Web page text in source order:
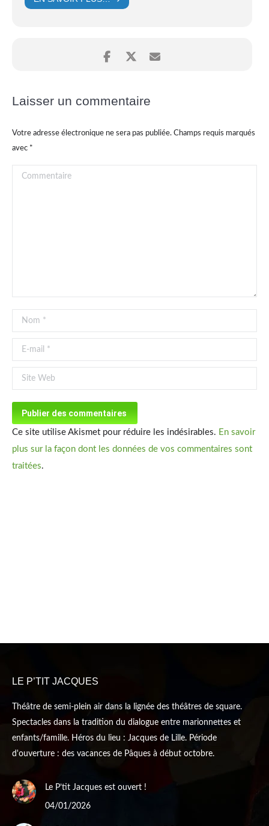
Laisser un commentaire
Votre adresse électronique ne sera pas publiée. Champs requis marqués
avec *
Commentaire
Nom *
E-mail *
Site Web
Publier des commentaires
Ce site utilise Akismet pour réduire les indésirables. En savoir
plus sur la façon dont les données de vos commentaires sont
traitées.
LE P’TIT JACQUES
Théâtre de semi-plein air dans la lignée des théâtres de square.
Spectacles dans la tradition du dialogue entre marionnettes et
enfants/famille. Héros du lieu : Jacques de Lille. Période
d'ouverture : des vacances de Pâques à début octobre.
Le P’tit Jacques est ouvert !
04/01/2026